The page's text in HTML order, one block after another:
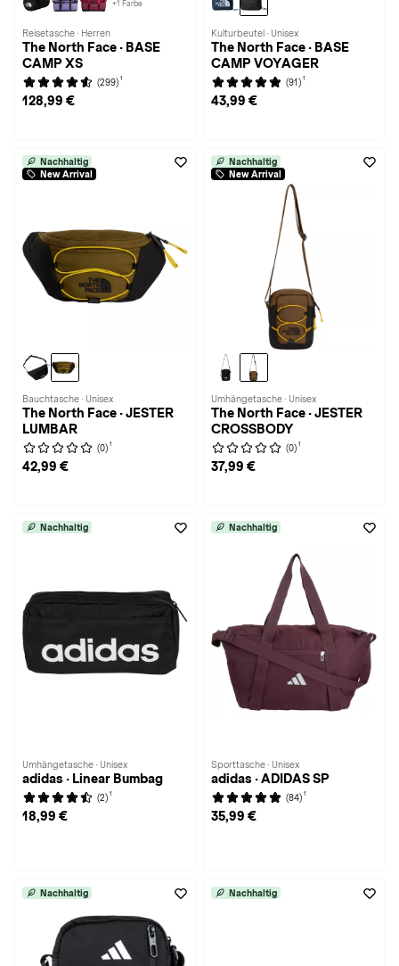
+1 Farbe
Reisetasche · Herren
The North Face · BASE
CAMP XS
(299) 1
128,99 €
Kulturbeutel · Unisex
The North Face · BASE
CAMP VOYAGER
(91) 1
43,99 €
Nachhaltig
New Arrival
Bauchtasche · Unisex
The North Face · JESTER
LUMBAR
(0) 1
42,99 €
Nachhaltig
New Arrival
Umhängetasche · Unisex
The North Face · JESTER
CROSSBODY
(0) 1
37,99 €
Nachhaltig
Umhängetasche · Unisex
adidas · Linear Bumbag
(2) 1
18,99 €
Nachhaltig
Sporttasche · Unisex
adidas · ADIDAS SP
(84) 1
35,99 €
Nachhaltig Nachhaltig